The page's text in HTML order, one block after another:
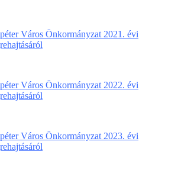
Város Önkormányzat 2021. évi
Város Önkormányzat 2022. évi
Város Önkormányzat 2023. évi